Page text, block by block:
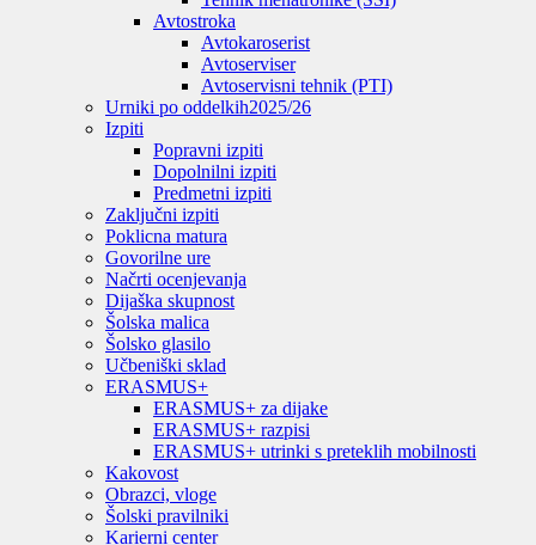
Avtostroka
Avtokaroserist
Avtoserviser
Avtoservisni tehnik (PTI)
Urniki po oddelkih2025/26
Izpiti
Popravni izpiti
Dopolnilni izpiti
Predmetni izpiti
Zaključni izpiti
Poklicna matura
Govorilne ure
Načrti ocenjevanja
Dijaška skupnost
Šolska malica
Šolsko glasilo
Učbeniški sklad
ERASMUS+
ERASMUS+ za dijake
ERASMUS+ razpisi
ERASMUS+ utrinki s preteklih mobilnosti
Kakovost
Obrazci, vloge
Šolski pravilniki
Karierni center